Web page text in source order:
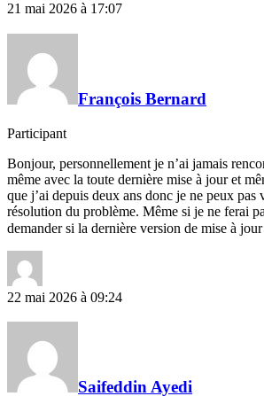
21 mai 2026 à 17:07
François Bernard
Participant
Bonjour, personnellement je n’ai jamais
même avec la toute dernière mise à jour et
que j’ai depuis deux ans donc je ne peux pas
résolution du problème. Même si je ne ferai
demander si la dernière version de mise à
22 mai 2026 à 09:24
Saifeddin Ayedi